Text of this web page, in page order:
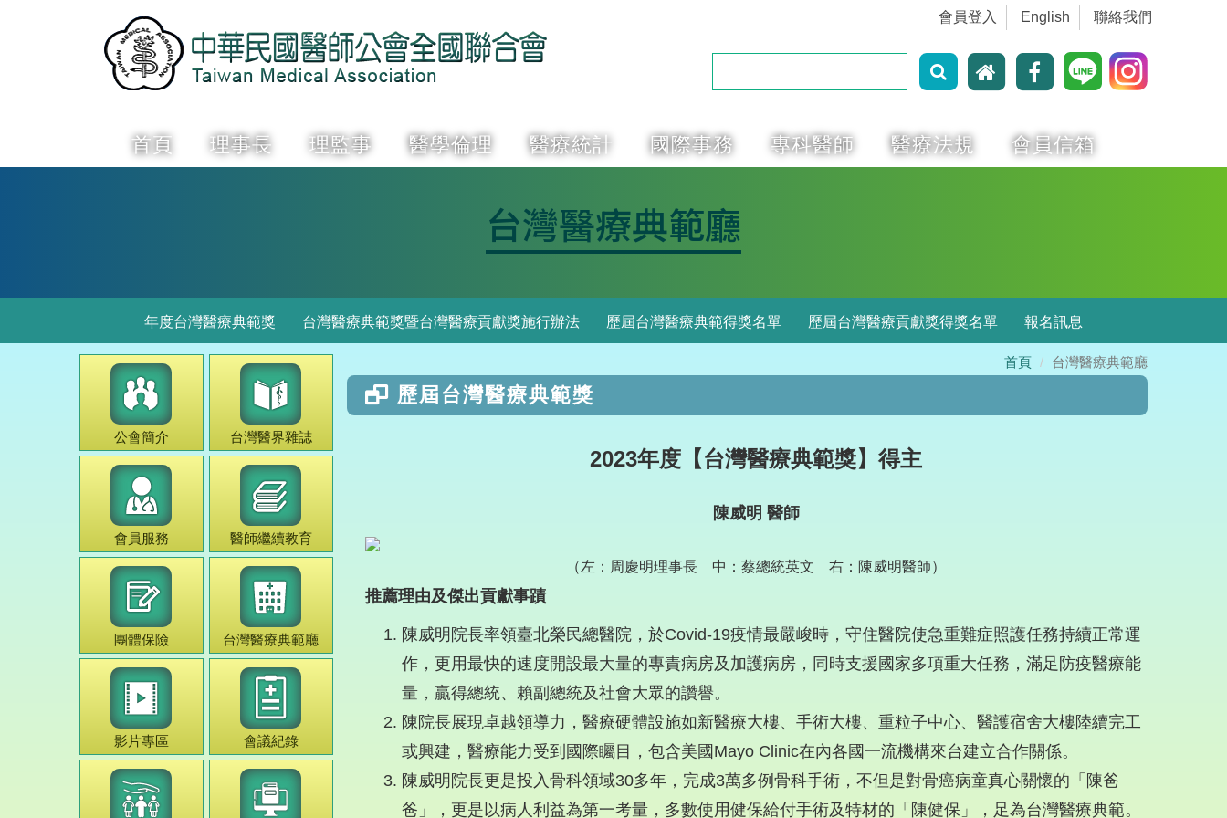
會員登入 English 聯絡我們
首頁 理事長 理監事 醫學倫理 醫療統計 國際事務 專科醫師 醫療法規 會員信箱
台灣醫療典範廳
年度台灣醫療典範獎 台灣醫療典範獎暨台灣醫療貢獻獎施行辦法 歷屆台灣醫療典範得獎名單 歷屆台灣醫療貢獻獎得獎名單 報名訊息
公會簡介 台灣醫界雜誌
會員服務 醫師繼續教育
團體保險 台灣醫療典範廳
影片專區 會議紀錄
首頁 台灣醫療典範廳
歷屆台灣醫療典範獎
2023年度【台灣醫療典範獎】得主
陳威明 醫師
（左：周慶明理事長 中：蔡總統英文 右：陳威明醫師）
推薦理由及傑出貢獻事蹟
陳威明院長率領臺北榮民總醫院，於Covid-19疫情最嚴峻時，守住醫院使急重難症照護任務持續正常運
作，更用最快的速度開設最大量的專責病房及加護病房，同時支援國家多項重大任務，滿足防疫醫療能
量，贏得總統、賴副總統及社會大眾的讚譽。
陳院長展現卓越領導力，醫療硬體設施如新醫療大樓、手術大樓、重粒子中心、醫護宿舍大樓陸續完工
或興建，醫療能力受到國際矚目，包含美國Mayo Clinic在內各國一流機構來台建立合作關係。
陳威明院長更是投入骨科領域30多年，完成3萬多例骨科手術，不但是對骨癌病童真心關懷的「陳爸
爸」，更是以病人利益為第一考量，多數使用健保給付手術及特材的「陳健保」，足為台灣醫療典範。